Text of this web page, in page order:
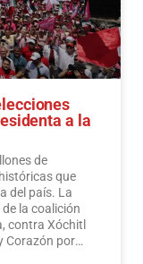
a la
de
que
del país. La
la coalición
contra Xóchitl
Corazón por